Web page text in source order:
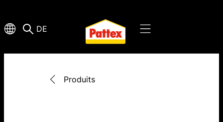
DE
Produits